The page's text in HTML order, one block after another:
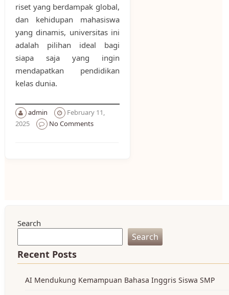
riset yang berdampak global,
dan kehidupan mahasiswa
yang dinamis, universitas ini
adalah pilihan ideal bagi
siapa saja yang ingin
mendapatkan pendidikan
kelas dunia.
admin
February 11,
2025
No Comments
Search
Search
Recent Posts
AI Mendukung Kemampuan Bahasa Inggris Siswa SMP